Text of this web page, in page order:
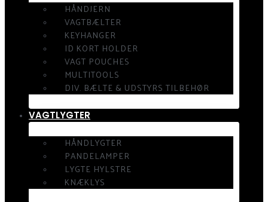
HÅNDJERN
VAGTBÆLTER
KEYHANGER
ID KORT HOLDER
VAGT POUCHES
MULTITOOLS
DIV. BÆLTE & UDSTYRS TILBEHØR
VAGTLYGTER
HÅNDLYGTER
PANDELAMPER
LYGTE HYLSTRE
KNÆKLYS